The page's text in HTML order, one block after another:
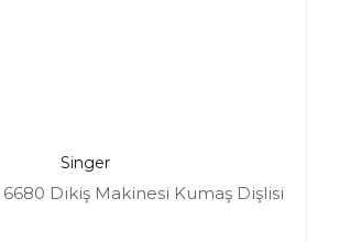
Singer
Dikiş Makinesi Kumaş Dişlisi